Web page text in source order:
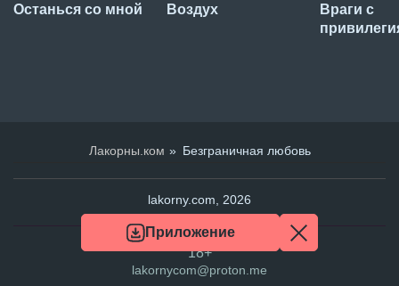
Останься со мной Воздух
Враги с
Лакорны.ком Безграничная любовь
lakorny.com, 2026
18+
lakornycom@proton.me
Приложение